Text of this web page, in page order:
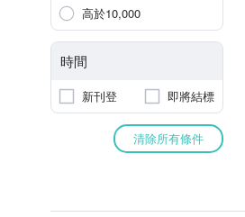
高於10,000
時間
新刊登 即將結標
清除所有條件